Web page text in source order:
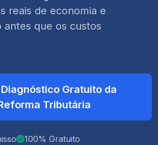
reais de economia e
antes que os custos
Gratuito da
Tributária
100% Gratuito